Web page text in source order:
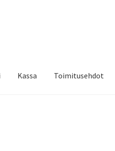
Kassa Toimitusehdot
& teippausten poisto